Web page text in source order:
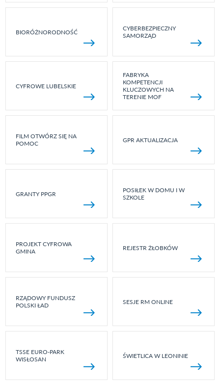
BIORÓŻNORODNOŚĆ
CYBERBEZPIECZNY
SAMORZĄD
CYFROWE LUBELSKIE
FABRYKA
KOMPETENCJI
KLUCZOWYCH NA
TERENIE MOF
FILM OTWÓRZ SIĘ NA
POMOC
GPR AKTUALIZACJA
GRANTY PPGR
POSIŁEK W DOMU I W
SZKOLE
PROJEKT CYFROWA
GMINA
REJESTR ŻŁOBKÓW
RZĄDOWY FUNDUSZ
POLSKI ŁAD
SESJE RM ONLINE
TSSE EURO-PARK
WISŁOSAN
ŚWIETLICA W LEONINIE